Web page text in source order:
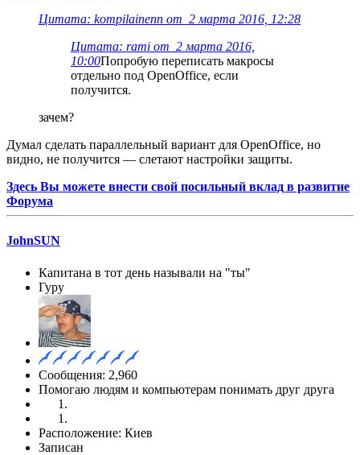
Цитата: kompilainenn от 2 марта 2016, 12:28
Цитата: rami от 2 марта 2016,
10:00Попробую переписать макросы
отдельно под OpenOffice, если
получится.
зачем?
Думал сделать параллельный вариант для OpenOffice, но
видно, не получится — слетают настройки защиты.
Здесь Вы можете внести свой посильный вклад в развитие
Форума
JohnSUN
Капитана в тот день называли на "ты"
Гуру
Сообщения: 2,960
Помогаю людям и компьютерам понимать друг друга
Расположение: Киев
Записан